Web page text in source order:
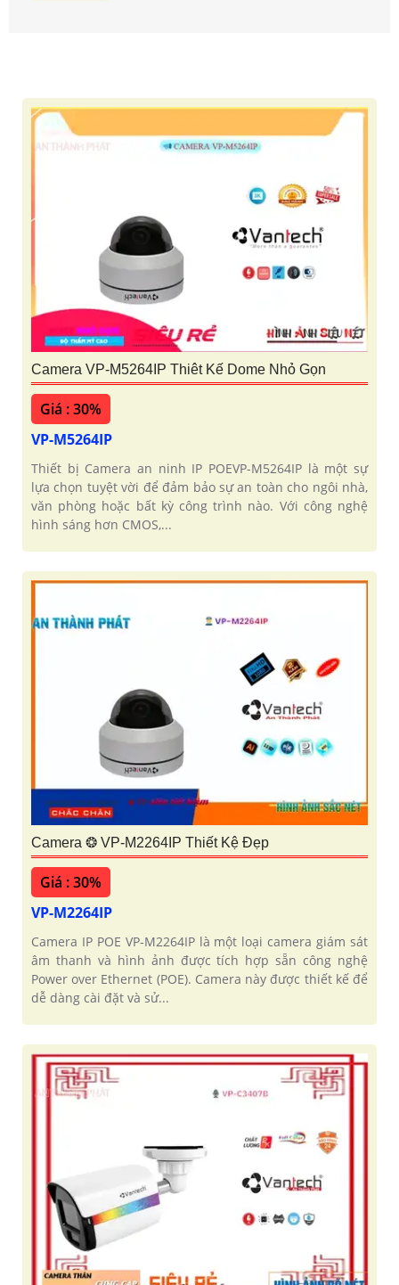
Camera VP-M5264IP Thiêt Kế Dome Nhỏ Gọn
Giá : 30%
VP-M5264IP
Thiết bị Camera an ninh IP POEVP-M5264IP là một sự
lựa chọn tuyệt vời để đảm bảo sự an toàn cho ngôi nhà,
văn phòng hoặc bất kỳ công trình nào. Với công nghệ
hình sáng hơn CMOS,...
Camera ❂ VP-M2264IP Thiết Kệ Đẹp
Giá : 30%
VP-M2264IP
Camera IP POE VP-M2264IP là một loại camera giám sát
âm thanh và hình ảnh được tích hợp sẵn công nghệ
Power over Ethernet (POE). Camera này được thiết kế để
dễ dàng cài đặt và sử...